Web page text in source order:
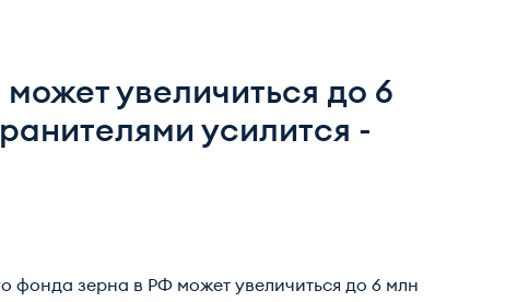
увеличиться до 6
усилится -
фонда зерна в РФ может увеличиться до 6 млн